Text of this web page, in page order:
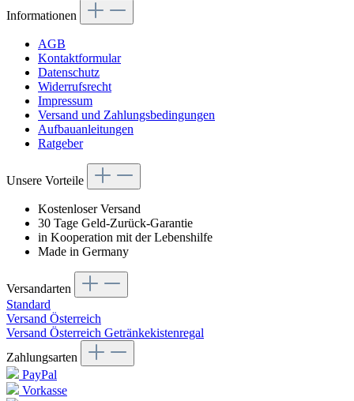
Informationen
AGB
Kontaktformular
Datenschutz
Widerrufsrecht
Impressum
Versand und Zahlungsbedingungen
Aufbauanleitungen
Ratgeber
Unsere Vorteile
Kostenloser Versand
30 Tage Geld-Zurück-Garantie
in Kooperation mit der Lebenshilfe
Made in Germany
Versandarten
Standard
Versand Österreich
Versand Österreich Getränkekistenregal
Zahlungsarten
PayPal
Vorkasse